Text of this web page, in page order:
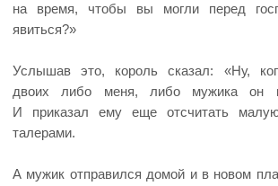
на время, чтобы вы могли перед
явиться?»
Услышав это, король сказал: «Ну,
двоих либо меня, либо мужика он
И приказал ему еще отсчитать
талерами.
А мужик отправился домой и в новом